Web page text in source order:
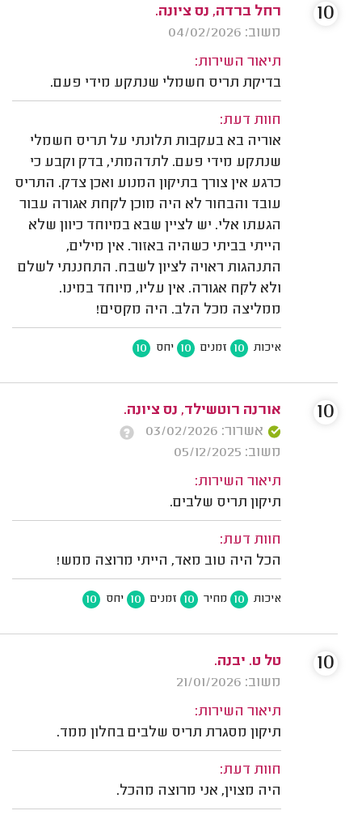
רחל ברדה, נס ציונה.
משוב: 04/02/2026
תיאור השירות:
בדיקת תריס חשמלי שנתקע מידי פעם.
חוות דעת:
אוריה בא בעקבות תלונתי על תריס חשמלי
שנתקע מידי פעם. לתדהמתי, בדק וקבע כי
כרגע אין צורך בתיקון המנוע ואכן צדק. התריס
עובד והבחור לא היה מוכן לקחת אגורה עבור
הגעתו אלי. יש לציין שבא במיוחד כיוון שלא
הייתי בביתי כשהיה באזור. אין מילים,
התנהגות ראויה לציון לשבח. התחננתי לשלם
ולא לקח אגורה. אין עליו, מיוחד במינו.
ממליצה מכל הלב. היה מקסים!
איכות 10 זמנים 10 יחס 10
10
אורנה רוטשילד, נס ציונה.
אשרור: 03/02/2026
משוב: 05/12/2025
תיאור השירות:
תיקון תריס שלבים.
חוות דעת:
הכל היה טוב מאד, הייתי מרוצה ממש!
איכות 10 מחיר 10 זמנים 10 יחס 10
10
טל ט. יבנה.
משוב: 21/01/2026
תיאור השירות:
תיקון מסגרת תריס שלבים בחלון ממד.
חוות דעת:
היה מצוין, אני מרוצה מהכל.
10